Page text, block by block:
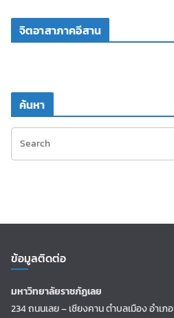
จิตอาสาภาคอีสาน
ค้นหา
ข้อมูลติดต่อ
มหาวิทยาลัยราชภัฏเลย
234 ถนนเลย – เชียงคาน ตำบลเมือง อำเ